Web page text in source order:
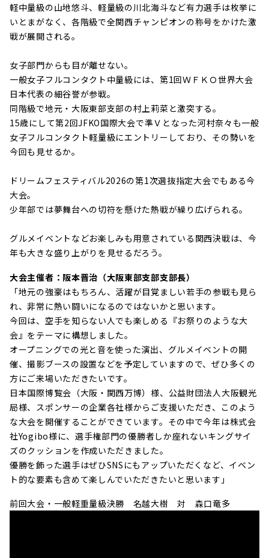
軽中量級の山地悠斗、軽量級の川北海斗など有力選手は枚挙に
いとまがなく、各階級で全関西チャンピオンの称号をかけた激
戦が展開される。
女子部門からも目が離せない。
一般女子フルコンタクト中量級には、第1回ＷＦＫＯ世界大会
日本代表の細谷誉が参戦。
同階級で地元・大阪東部支部の村上莉菜と激突する。
15歳にして第2回JFKO国際大会で準Ｖとなった河村奈々も一般
女子フルコンタクト軽量級にエントリーしており、その勢いを
今回も見せるか。
ドリームフェスティバル2026の第1次選抜指定大会でもある今
大会。
少年部では夢舞台への切符を懸けた熱戦が繰り広げられる。
グルメイベントなどお楽しみも用意されている関西決戦は、今
年も大きな盛り上がりを見せるだろう。
大会主催者：阪本晋治（大阪東部支部支部長）
「地元の強豪はもちろん、活躍が目覚ましい若手の参戦も見ら
れ、非常に熱い闘いになるのではないかと思います。
今回は、空手を知らない人でも楽しめる『お祭りのような大
会』をテーマに構想しました。
オープニングでの光と音を使った演出、グルメイベントの開
催、撮影ブースの設置などを予定していますので、ぜひ多くの
方にご来場いただきたいです。
日本国際博覧会（大阪・関西万博）様、公益財団法人大阪観光
局様、スポンサーの企業各社様からご支援いただき、このよう
な大会を開催することができています。その中で今年は株式会
社Yogibo様に、選手権部門の優勝者しか座れないキングサイ
ズのクッションを作成いただきました。
優勝を飾った選手はぜひSNSにもアップいただくなど、イベン
ト的な要素も含めて楽しんでいただきたいと思います」
前回大会・一般軽重量級決勝 名越大樹 対 森口竜多